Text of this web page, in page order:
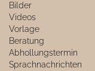
Bilder
Videos
Vorlage
Beratung
Abhollungstermin
Sprachnachrichten